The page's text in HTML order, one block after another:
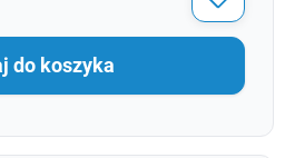
do koszyka